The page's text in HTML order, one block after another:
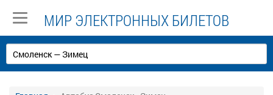
МИР ЭЛЕКТРОННЫХ БИЛЕТОВ